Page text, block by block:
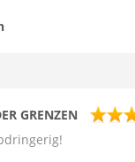
GRENZEN